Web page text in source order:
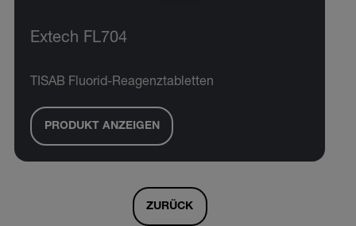
Extech FL704
TISAB Fluorid-Reagenztabletten
PRODUKT ANZEIGEN
ZURÜCK